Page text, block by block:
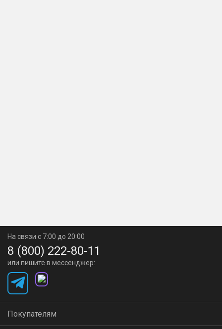
На связи с 7:00 до 20:00
8 (800) 222-80-11
или пишите в мессенджер:
Покупателям